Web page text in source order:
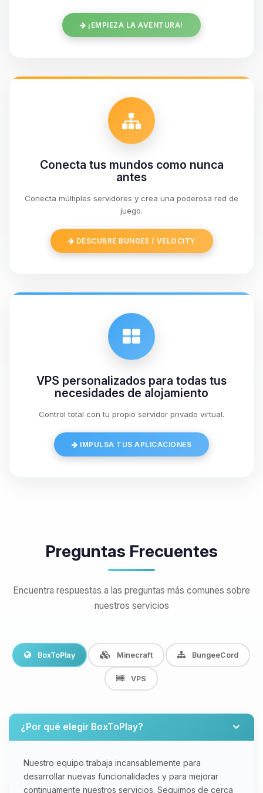
¡EMPIEZA LA AVENTURA!
Conecta tus mundos como nunca
antes
Conecta múltiples servidores y crea una poderosa red de
juego.
DESCUBRE BUNGEE / VELOCITY
VPS personalizados para todas tus
necesidades de alojamiento
Control total con tu propio servidor privado virtual.
IMPULSA TUS APLICACIONES
Preguntas Frecuentes
Encuentra respuestas a las preguntas más comunes sobre
nuestros servicios
BoxToPlay Minecraft BungeeCord
VPS
¿Por qué elegir BoxToPlay?
Nuestro equipo trabaja incansablemente para
desarrollar nuevas funcionalidades y para mejorar
continuamente nuestros servicios. Seguimos de cerca
Yupi, por fin alguien con quien
que necesitas y moveré mis